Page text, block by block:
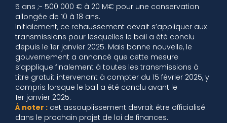
5 ans ;- 500 000 € à 20 M€ pour une conservation
allongée de 10 à 18 ans.
Initialement, ce rehaussement devait s’appliquer aux
transmissions pour lesquelles le bail a été conclu
depuis le 1er janvier 2025. Mais bonne nouvelle, le
gouvernement a annoncé que cette mesure
s’applique finalement à toutes les transmissions à
titre gratuit intervenant à compter du 15 février 2025, y
compris lorsque le bail a été conclu avant le
1er janvier 2025.
À noter : cet assouplissement devrait être officialisé
dans le prochain projet de loi de finances.